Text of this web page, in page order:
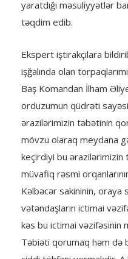
yaratdığı məsuliyyətlər
təqdim edib.
Ekspert iştirakçılara
işğalında olan
Baş Komandan İlham
orduzumun qüdrəti
ərazilərimizin təbətinin
mövzu olaraq meydana
keçirdiyi bu
müvafiq rəsmi
Kəlbəcər sakininin, oraya
vətəndaşların ictimai
kəs bu ictimai vəzifəsinin
Təbiəti qorumaq həm də